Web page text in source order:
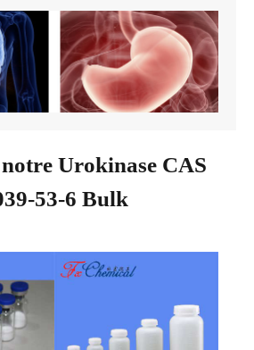
Urokinase CAS
53-6 Bulk